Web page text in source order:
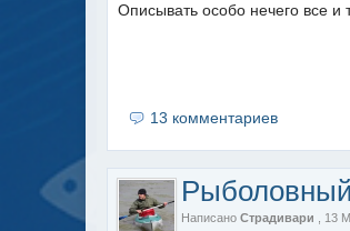
Описывать особо нечего все и
13 комментариев
НаписаноСтрадивари , 13